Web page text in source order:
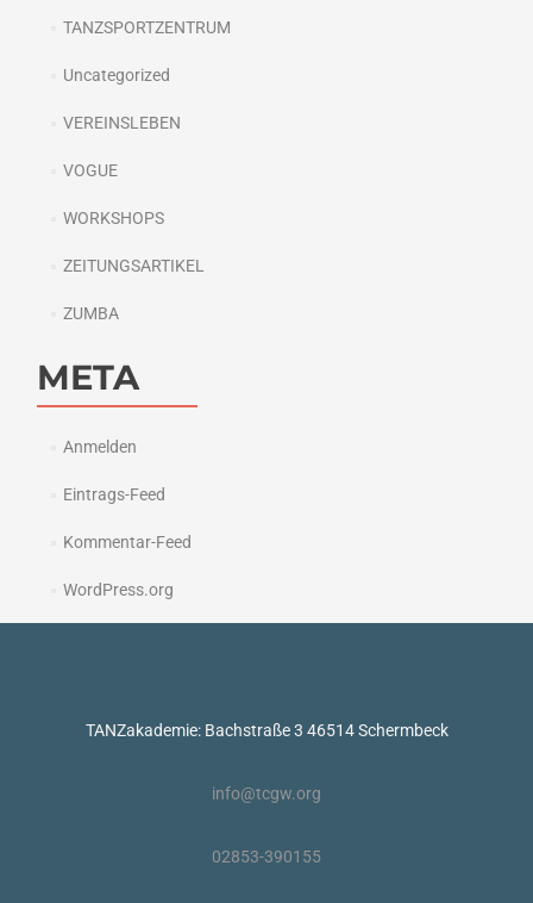
TANZSPORTZENTRUM
Uncategorized
VEREINSLEBEN
VOGUE
WORKSHOPS
ZEITUNGSARTIKEL
ZUMBA
META
Anmelden
Eintrags-Feed
Kommentar-Feed
WordPress.org
TANZakademie: Bachstraße 3 46514 Schermbeck
info@tcgw.org
02853-390155